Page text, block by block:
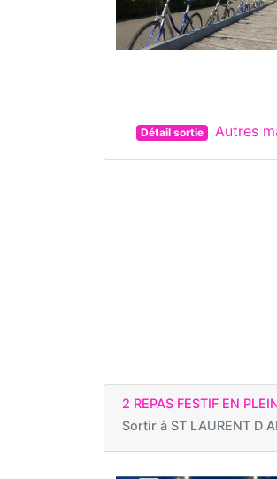
Détail sortie Autres
2 REPAS FESTIF EN
Sortir à ST LAURENT D